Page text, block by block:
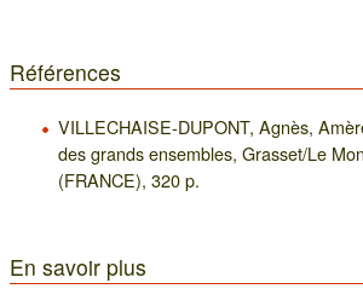
Références
VILLECHAISE-DUPONT, Agnès,
des grands ensembles, Grasset/Le
(FRANCE), 320 p.
En savoir plus